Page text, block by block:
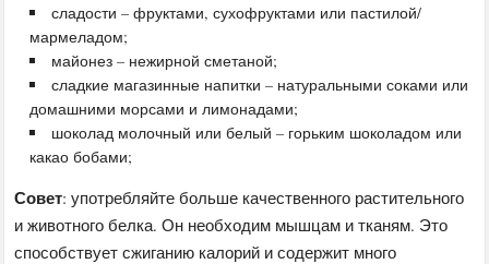
сладости – фруктами, сухофруктами или пастилой/
мармеладом;
майонез – нежирной сметаной;
сладкие магазинные напитки – натуральными соками или
домашними морсами и лимонадами;
шоколад молочный или белый – горьким шоколадом или
какао бобами;
Совет: употребляйте больше качественного растительного
и животного белка. Он необходим мышцам и тканям. Это
способствует сжиганию калорий и содержит много